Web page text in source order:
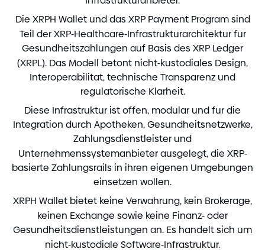
Die XRPH Wallet und das XRP Payment Program sind
Teil der XRP-Healthcare-Infrastrukturarchitektur fur
Gesundheitszahlungen auf Basis des XRP Ledger
(XRPL). Das Modell betont nicht-kustodiales Design,
Interoperabilitat, technische Transparenz und
regulatorische Klarheit.
Diese Infrastruktur ist offen, modular und fur die
Integration durch Apotheken, Gesundheitsnetzwerke,
Zahlungsdienstleister und
Unternehmenssystemanbieter ausgelegt, die XRP-
basierte Zahlungsrails in ihren eigenen Umgebungen
einsetzen wollen.
XRPH Wallet bietet keine Verwahrung, kein Brokerage,
keinen Exchange sowie keine Finanz-oder
Gesundheitsdienstleistungen an. Es handelt sich um
nicht-kustodiale Software-Infrastruktur.